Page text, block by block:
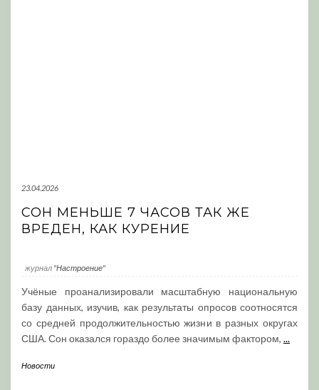
23.04.2026
СОН МЕНЬШЕ 7 ЧАСОВ ТАК ЖЕ
ВРЕДЕН, КАК КУРЕНИЕ
журнал "Настроение"
Учёные проанализировали масштабную национальную
базу данных, изучив, как результаты опросов соотносятся
со средней продолжительностью жизни в разных округах
США. Сон оказался гораздо более значимым фактором, ...
Новости